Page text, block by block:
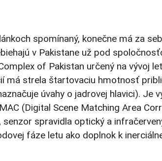
spomínaný, konečne má za
v Pakistane už pod
of Pakistan určený na vývoj
má strela štartovaciu hmotnosť
úvahy o jadrovej hlavici). Je
(Digital Scene Matching Area
spravidla optický a
fáze letu ako doplnok k